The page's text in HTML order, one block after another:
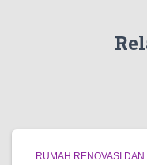
RUMAH RENOVASI DAN